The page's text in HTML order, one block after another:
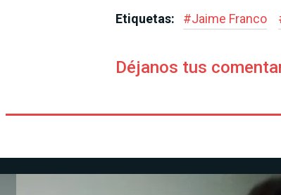
Etiquetas: #Jaime Franco
Déjanos tus